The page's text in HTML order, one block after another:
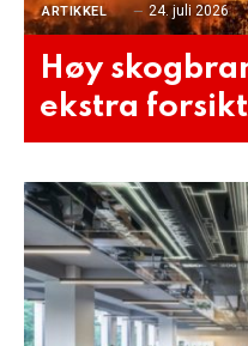
ARTIKKEL 24. juli 2026
Høy
ekstra